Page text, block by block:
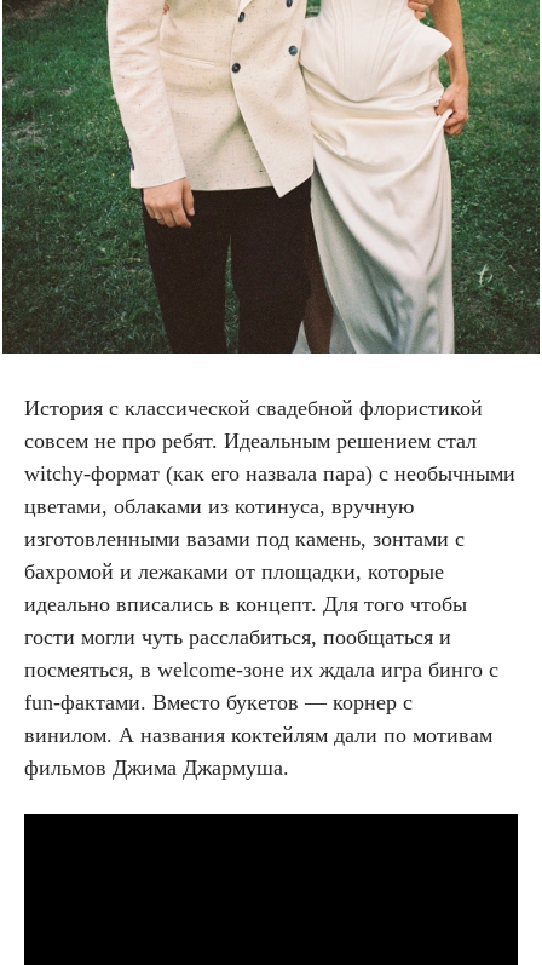
История с классической свадебной флористикой
совсем не про ребят. Идеальным решением стал
witchy-формат (как его назвала пара) с необычными
цветами, облаками из котинуса, вручную
изготовленными вазами под камень, зонтами с
бахромой и лежаками от площадки, которые
идеально вписались в концепт. Для того чтобы
гости могли чуть расслабиться, пообщаться и
посмеяться, в welcome-зоне их ждала игра бинго с
fun-фактами. Вместо букетов — корнер с
винилом. А названия коктейлям дали по мотивам
фильмов Джима Джармуша.